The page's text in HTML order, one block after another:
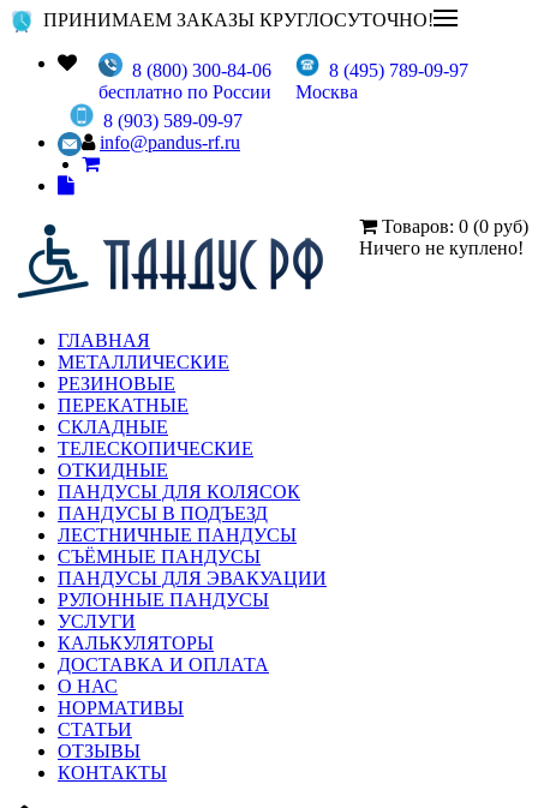
ПРИНИМАЕМ ЗАКАЗЫ КРУГЛОСУТОЧНО!
8 (800) 300-84-06
бесплатно по России
8 (495) 789-09-97
Москва
8 (903) 589-09-97
info@pandus-rf.ru
Товаров: 0 (0 руб)
Ничего не куплено!
ГЛАВНАЯ
МЕТАЛЛИЧЕСКИЕ
РЕЗИНОВЫЕ
ПЕРЕКАТНЫЕ
СКЛАДНЫЕ
ТЕЛЕСКОПИЧЕСКИЕ
ОТКИДНЫЕ
ПАНДУСЫ ДЛЯ КОЛЯСОК
ПАНДУСЫ В ПОДЪЕЗД
ЛЕСТНИЧНЫЕ ПАНДУСЫ
СЪЁМНЫЕ ПАНДУСЫ
ПАНДУСЫ ДЛЯ ЭВАКУАЦИИ
РУЛОННЫЕ ПАНДУСЫ
УСЛУГИ
КАЛЬКУЛЯТОРЫ
ДОСТАВКА И ОПЛАТА
О НАС
НОРМАТИВЫ
СТАТЬИ
ОТЗЫВЫ
КОНТАКТЫ